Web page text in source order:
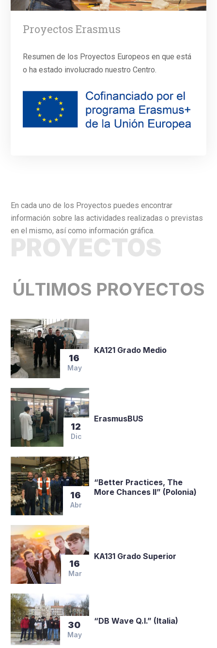
Proyectos Erasmus
Resumen de los Proyectos Europeos en que está
o ha estado involucrado nuestro Centro.
En cada uno de los Proyectos puedes encontrar
información sobre las actividades realizadas o previstas
en el mismo, así como información gráfica.
PROYECTOS
ÚLTIMOS PROYECTOS
16
May
KA121 Grado Medio
12
Dic
ErasmusBUS
16
Abr
“Better Practices, The
More Chances II” (Polonia)
16
Mar
KA131 Grado Superior
30
May
“DB Wave Q.I.” (Italia)